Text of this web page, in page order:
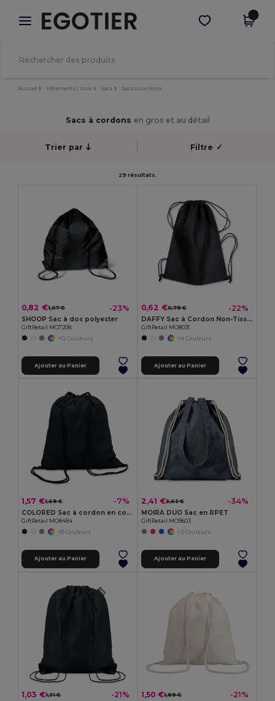
× Appli Egotier
Meilleurs prix sur l’app !
Obtenir l'appli
Accueil Vêtements | Unis Sacs Sacs à cordons
Sacs à cordons en gros et au détail
Trier par Filtre ✓
29 résultats.
0,82 €1,07 € -23%
SHOOP Sac à dos polyester
GiftRetail MO7208
+12 Couleurs
Ajouter au Panier
0,62 €0,79 € -22%
DAFFY Sac à Cordon Non-Tissé 80g Pratique et Léger
GiftRetail MO8031
+4 Couleurs
Ajouter au Panier
1,57 €1,69 € -7%
COLORED Sac à cordon en coton
GiftRetail MO8484
+8 Couleurs
Ajouter au Panier
2,41 €3,63 € -34%
MOIRA DUO Sac en RPET
GiftRetail MO9603
+2 Couleurs
Ajouter au Panier
1,03 €1,31 € -21% 1,50 €1,89 € -21%